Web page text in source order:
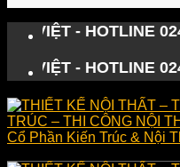
- HOTLINE
- HOTLINE